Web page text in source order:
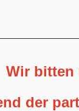
Wir bitten
der